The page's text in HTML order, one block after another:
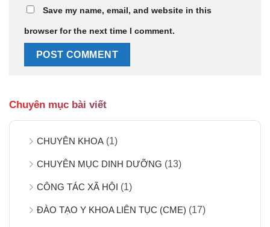
Save my name, email, and website in this
browser for the next time I comment.
Chuyên mục bài viết
CHUYÊN KHOA (1)
CHUYÊN MỤC DINH DƯỠNG (13)
CÔNG TÁC XÃ HỘI (1)
ĐÀO TẠO Y KHOA LIÊN TỤC (CME) (17)